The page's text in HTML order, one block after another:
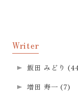
Writer
飯田 みどり
増田 寿一 (7)